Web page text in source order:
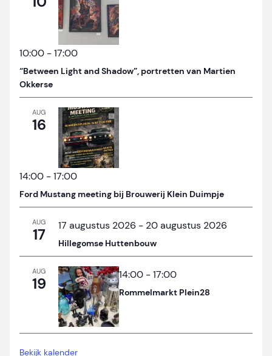
10:00 -17:00
“Between Light and Shadow”, portretten van Martien
Okkerse
AUG
16
14:00 -17:00
Ford Mustang meeting bij Brouwerij Klein Duimpje
AUG
17 17 augustus 2026 - 20 augustus 2026
Hillegomse Huttenbouw
AUG
19 14:00 -17:00
Rommelmarkt Plein28
Bekijk kalender